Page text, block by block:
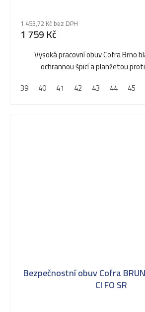
1 453,72 Kč bez DPH
1 759 Kč
Vysoká pracovní obuv Cofra Brno
ochrannou špicí a planžetou
39
40 41 42 43 44 45
Bezpečnostní obuv Cofra
CI FO SR